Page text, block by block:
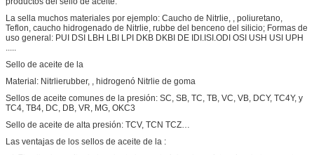
particulares
especiales
La sella muchos materiales por ejemplo: Caucho de Nitrlie, , poliuretano,
Teflon, caucho hidrogenado de Nitrlie, rubbe del benceno del silicio; Formas de
uso general: PUI DSI LBH LBI LPI DKB DKBI DE IDI.ISI.ODI OSI USH USI UPH
.....
Sello de aceite de la
Material: Nitrlierubber, , hidrogenó Nitrlie de goma
Sellos de aceite comunes de la presión: SC, SB, TC, TB, VC, VB, DCY, TC4Y, y
TC4, TB4, DC, DB, VR, MG, OKC3
Sello de aceite de alta presión: TCV, TCN TCZ…
Las ventajas de los sellos de aceite de la :